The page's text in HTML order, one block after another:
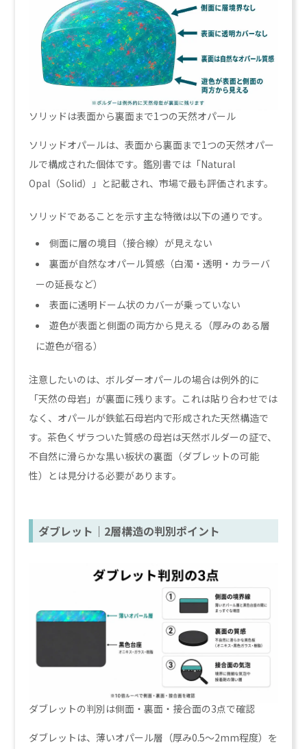
ソリッドは表面から裏面まで1つの天然オパール
ソリッドオパールは、表面から裏面まで1つの天然オパー
ルで構成された個体です。鑑別書では「Natural
Opal（Solid）」と記載され、市場で最も評価されます。
ソリッドであることを示す主な特徴は以下の通りです。
側面に層の境目（接合線）が見えない
裏面が自然なオパール質感（白濁・透明・カラーバ
ーの延長など）
表面に透明ドーム状のカバーが乗っていない
遊色が表面と側面の両方から見える（厚みのある層
に遊色が宿る）
注意したいのは、ボルダーオパールの場合は例外的に
「天然の母岩」が裏面に残ります。これは貼り合わせでは
なく、オパールが鉄鉱石母岩内で形成された天然構造で
す。茶色くザラついた質感の母岩は天然ボルダーの証で、
不自然に滑らかな黒い板状の裏面（ダブレットの可能
性）とは見分ける必要があります。
ダブレット｜2層構造の判別ポイント
ダブレットの判別は側面・裏面・接合面の3点で確認
ダブレットは、薄いオパール層（厚み0.5〜2mm程度）を